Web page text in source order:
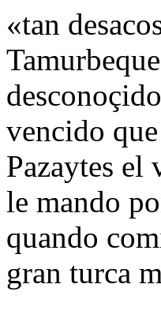
«tan
vencido
Pazaytes el
le mando
quando
gran turca